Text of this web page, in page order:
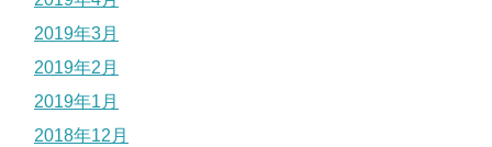
2019年3月
2019年2月
2019年1月
2018年12月